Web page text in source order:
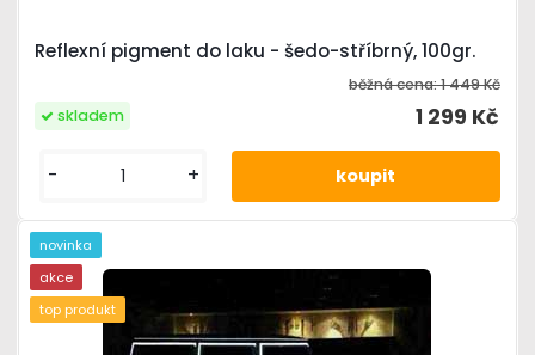
Reflexní pigment do laku - šedo-stříbrný, 100gr.
běžná cena:1 449 Kč
1 299 Kč
skladem
- +
novinka
akce
top produkt